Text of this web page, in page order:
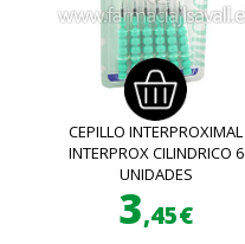
CEPILLO INTERPROXIMAL
INTERPROX CILINDRICO 6
UNIDADES
3,45€